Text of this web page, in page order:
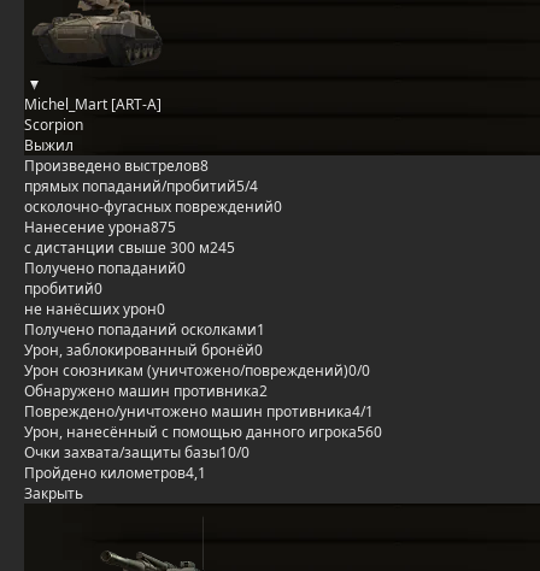
Michel_Mart [ART-A]
Scorpion
Выжил
Произведено выстрелов8
прямых попаданий/пробитий5/4
осколочно-фугасных повреждений0
Нанесение урона875
с дистанции свыше 300 м245
Получено попаданий0
пробитий0
не нанёсших урон0
Получено попаданий осколками1
Урон, заблокированный бронёй0
Урон союзникам (уничтожено/повреждений)0/0
Обнаружено машин противника2
Повреждено/уничтожено машин противника4/1
Урон, нанесённый с помощью данного игрока560
Очки захвата/защиты базы10/0
Пройдено километров4,1
Закрыть